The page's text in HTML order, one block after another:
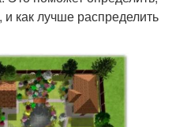
как лучше распределить